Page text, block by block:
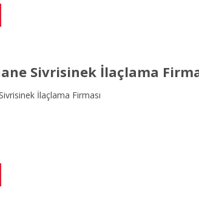
Sivrisinek İlaçlama
İlaçlama Firması